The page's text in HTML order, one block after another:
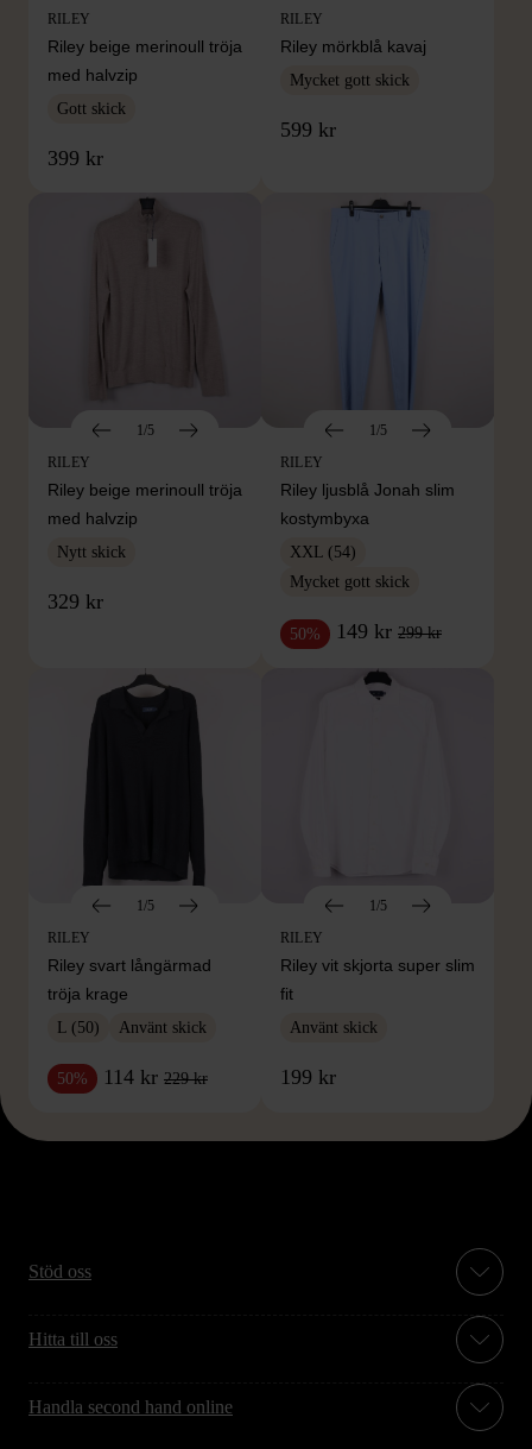
RILEY
Riley beige merinoull tröja
med halvzip
Gott skick
399 kr
RILEY
Riley mörkblå kavaj
Mycket gott skick
599 kr
1/5
RILEY
Riley beige merinoull tröja
med halvzip
Nytt skick
329 kr
1/5
RILEY
Riley ljusblå Jonah slim
kostymbyxa
XXL (54)
Mycket gott skick
50% 149 kr 299 kr
1/5
RILEY
Riley svart långärmad
tröja krage
L (50) Använt skick
50% 114 kr 229 kr
1/5
RILEY
Riley vit skjorta super slim
fit
Använt skick
199 kr
Stöd oss
Hitta till oss
Handla second hand online